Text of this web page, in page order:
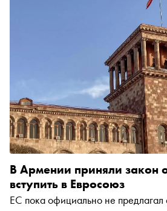
В Армении приняли закон
вступить в Евросоюз
ЕС пока официально не предлагал